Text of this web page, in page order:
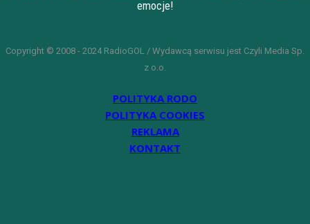
emocje!
Copyright © 2008 - 2024 RadioGOL / Wydawcą serwisu jest Czyli Media Sp.
z o.o.
POLITYKA RODO
POLITYKA COOKIES
REKLAMA
KONTAKT